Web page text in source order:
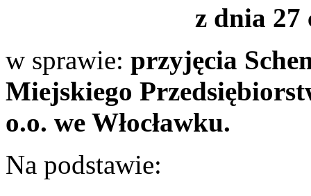
z dnia 27
w sprawie: przyjęcia
Miejskiego
o.o. we Włocławku.
Na podstawie: